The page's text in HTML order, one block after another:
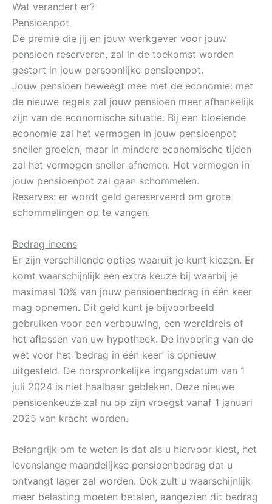
Wat verandert er?
Pensioenpot
De premie die jij en jouw werkgever voor jouw
pensioen reserveren, zal in de toekomst worden
gestort in jouw persoonlijke pensioenpot.
Jouw pensioen beweegt mee met de economie: met
de nieuwe regels zal jouw pensioen meer afhankelijk
zijn van de economische situatie. Bij een bloeiende
economie zal het vermogen in jouw pensioenpot
sneller groeien, maar in mindere economische tijden
zal het vermogen sneller afnemen. Het vermogen in
jouw pensioenpot zal gaan schommelen.
Reserves: er wordt geld gereserveerd om grote
schommelingen op te vangen.
Bedrag ineens
Er zijn verschillende opties waaruit je kunt kiezen. Er
komt waarschijnlijk een extra keuze bij waarbij je
maximaal 10% van jouw pensioenbedrag in één keer
mag opnemen. Dit geld kunt je bijvoorbeeld
gebruiken voor een verbouwing, een wereldreis of
het aflossen van uw hypotheek. De invoering van de
wet voor het ‘bedrag in één keer’ is opnieuw
uitgesteld. De oorspronkelijke ingangsdatum van 1
juli 2024 is niet haalbaar gebleken. Deze nieuwe
pensioenkeuze zal nu op zijn vroegst vanaf 1 januari
2025 van kracht worden.
Belangrijk om te weten is dat als u hiervoor kiest, het
levenslange maandelijkse pensioenbedrag dat u
ontvangt lager zal worden. Ook zult u waarschijnlijk
meer belasting moeten betalen, aangezien dit bedrag